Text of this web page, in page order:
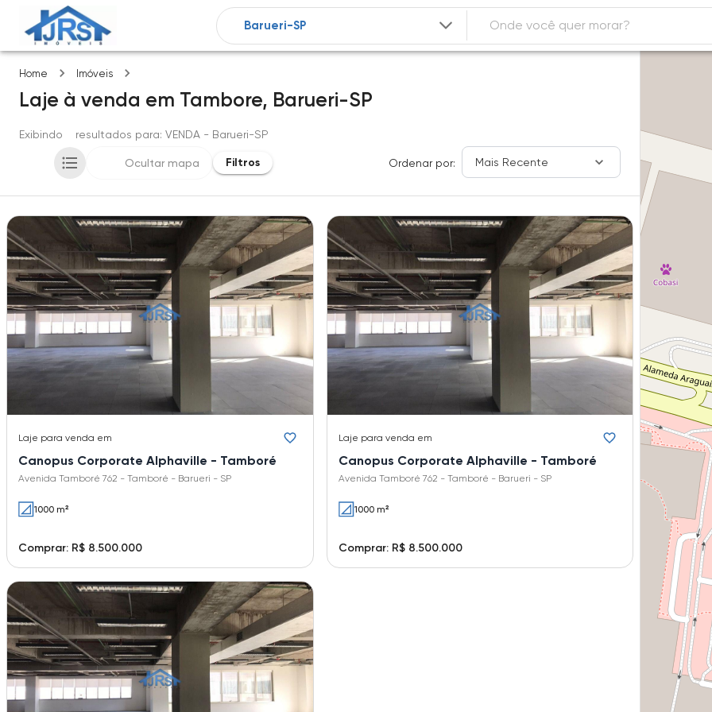
Home Imóveis
Laje à venda em Tambore, Barueri-SP
Exibindo resultados para: VENDA - Barueri-SP
Ocultar mapa Filtros Ordenar por: Mais Recente
Laje para venda em
Canopus Corporate Alphaville - Tamboré
Avenida Tamboré 762 - Tamboré - Barueri - SP
1000 m²
Comprar: R$ 8.500.000
Laje para venda em
Canopus Corporate Alphaville - Tamboré
Avenida Tamboré 762 - Tamboré - Barueri - SP
1000 m²
Comprar: R$ 8.500.000